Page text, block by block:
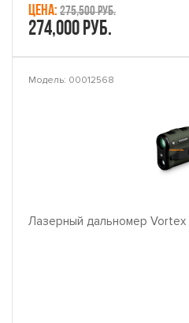
Цена: 275,500 руб.
274,000 руб.
Модель: 00012568
Лазерный дальномер Vortex